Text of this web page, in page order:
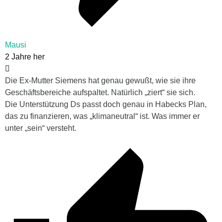
Mausi
2 Jahre her
Die Ex-Mutter Siemens hat genau gewußt, wie sie ihre
Geschäftsbereiche aufspaltet. Natürlich „ziert“ sie sich.
Die Unterstützung Ds passt doch genau in Habecks Plan,
das zu finanzieren, was „klimaneutral“ ist. Was immer er
unter „sein“ versteht.